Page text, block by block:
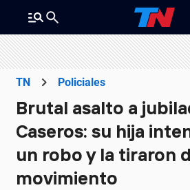
TN Policiales
Brutal asalto a
Caseros: su hija
un robo y la tiraron
movimiento